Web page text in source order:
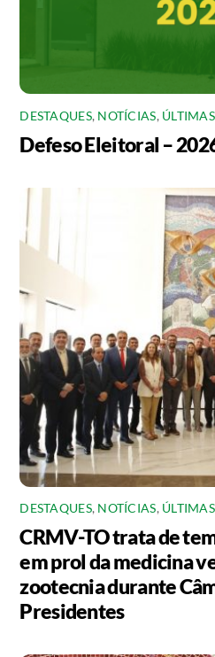
DESTAQUES, NOTÍCIAS, ÚLTIMAS
Defeso Eleitoral –
DESTAQUES, NOTÍCIAS, ÚLTIMAS
CRMV-TO trata de
em prol da medicina
zootecnia durante
Presidentes